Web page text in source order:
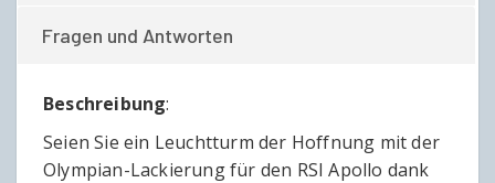
Fragen und Antworten
Beschreibung:
Seien Sie ein Leuchtturm der Hoffnung mit der
Olympian-Lackierung für den RSI Apollo dank